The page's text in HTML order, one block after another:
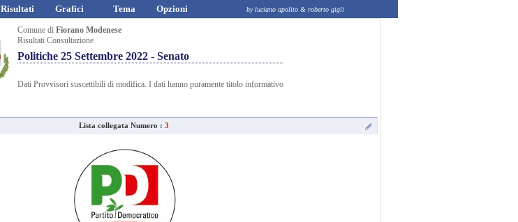
Risultati Grafici Tema Opzioni by luciano apolito & roberto gigli
Comune di Fiorano Modenese
Risultati Consultazione
Politiche 25 Settembre 2022 - Senato
Dati Provvisori suscettibili di modifica. I dati hanno puramente titolo informativo
Lista collegata Numero : 3